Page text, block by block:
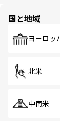
で
国と地域
ヨーロッ
北米
中南米